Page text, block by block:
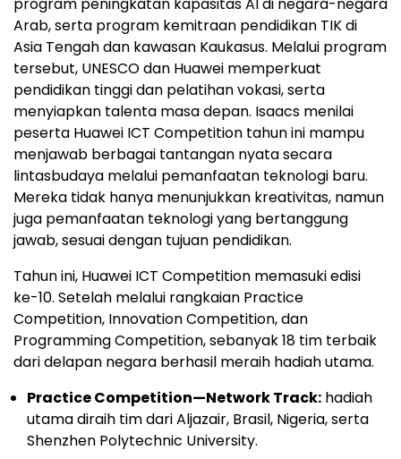
program peningkatan kapasitas AI di negara-negara
Arab, serta program kemitraan pendidikan TIK di
Asia Tengah dan kawasan Kaukasus. Melalui program
tersebut, UNESCO dan Huawei memperkuat
pendidikan tinggi dan pelatihan vokasi, serta
menyiapkan talenta masa depan. Isaacs menilai
peserta Huawei ICT Competition tahun ini mampu
menjawab berbagai tantangan nyata secara
lintasbudaya melalui pemanfaatan teknologi baru.
Mereka tidak hanya menunjukkan kreativitas, namun
juga pemanfaatan teknologi yang bertanggung
jawab, sesuai dengan tujuan pendidikan.
Tahun ini, Huawei ICT Competition memasuki edisi
ke-10. Setelah melalui rangkaian Practice
Competition, Innovation Competition, dan
Programming Competition, sebanyak 18 tim terbaik
dari delapan negara berhasil meraih hadiah utama.
Practice Competition—Network Track: hadiah
utama diraih tim dari Aljazair, Brasil, Nigeria, serta
Shenzhen Polytechnic University.